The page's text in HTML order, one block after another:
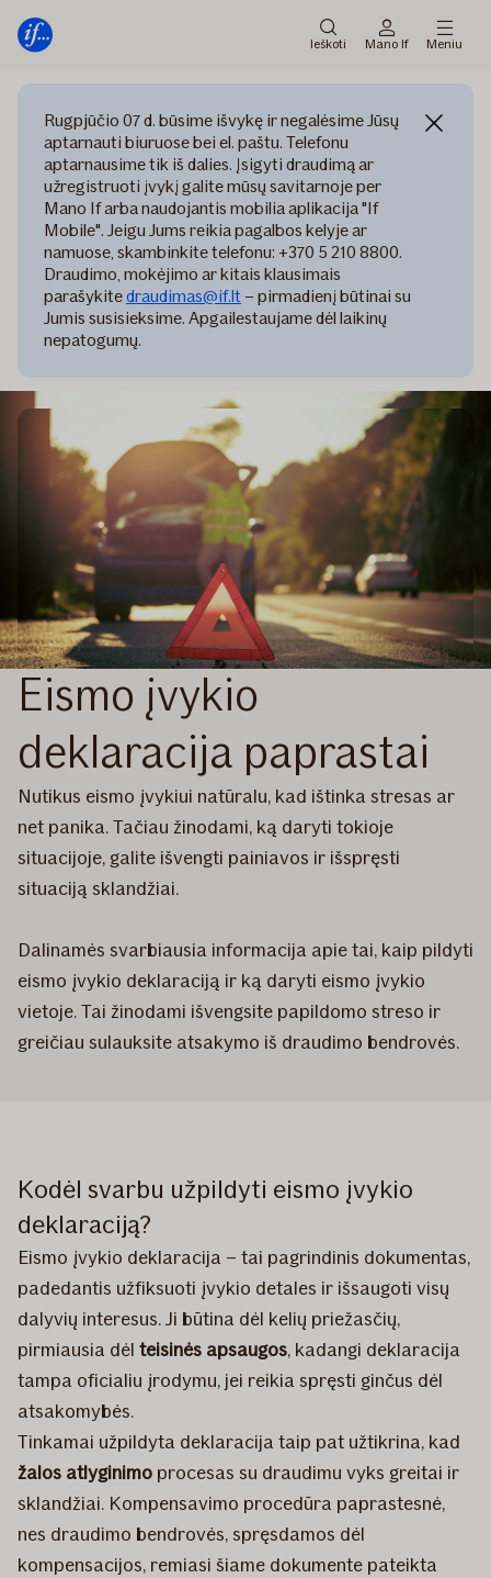
meniu
prie
Ieškoti Mano If Meniu
Rugpjūčio 07 d. būsime išvykę ir negalėsime Jūsų
aptarnauti biuruose bei el. paštu. Telefonu
aptarnausime tik iš dalies. Įsigyti draudimą ar
užregistruoti įvykį galite mūsų savitarnoje per
Mano If arba naudojantis mobilia aplikacija "If
Mobile". Jeigu Jums reikia pagalbos kelyje ar
namuose, skambinkite telefonu: +370 5 210 8800.
Draudimo, mokėjimo ar kitais klausimais
parašykitedraudimas@if.lt – pirmadienį būtinai su
Jumis susisieksime. Apgailestaujame dėl laikinų
nepatogumų.
Eismo įvykio
deklaracija paprastai
Nutikus eismo įvykiui natūralu, kad ištinka stresas ar
net panika. Tačiau žinodami, ką daryti tokioje
situacijoje, galite išvengti painiavos ir išspręsti
situaciją sklandžiai.
Dalinamės svarbiausia informacija apie tai, kaip pildyti
eismo įvykio deklaraciją ir ką daryti eismo įvykio
vietoje. Tai žinodami išvengsite papildomo streso ir
greičiau sulauksite atsakymo iš draudimo bendrovės.
Kodėl svarbu užpildyti eismo įvykio
deklaraciją?
Eismo įvykio deklaracija – tai pagrindinis dokumentas,
padedantis užfiksuoti įvykio detales ir išsaugoti visų
dalyvių interesus. Ji būtina dėl kelių priežasčių,
pirmiausia dėl teisinės apsaugos, kadangi deklaracija
tampa oficialiu įrodymu, jei reikia spręsti ginčus dėl
atsakomybės.
Tinkamai užpildyta deklaracija taip pat užtikrina, kad
žalos atlyginimo procesas su draudimu vyks greitai ir
sklandžiai. Kompensavimo procedūra paprastesnė,
nes draudimo bendrovės, spręsdamos dėl
kompensacijos, remiasi šiame dokumente pateikta